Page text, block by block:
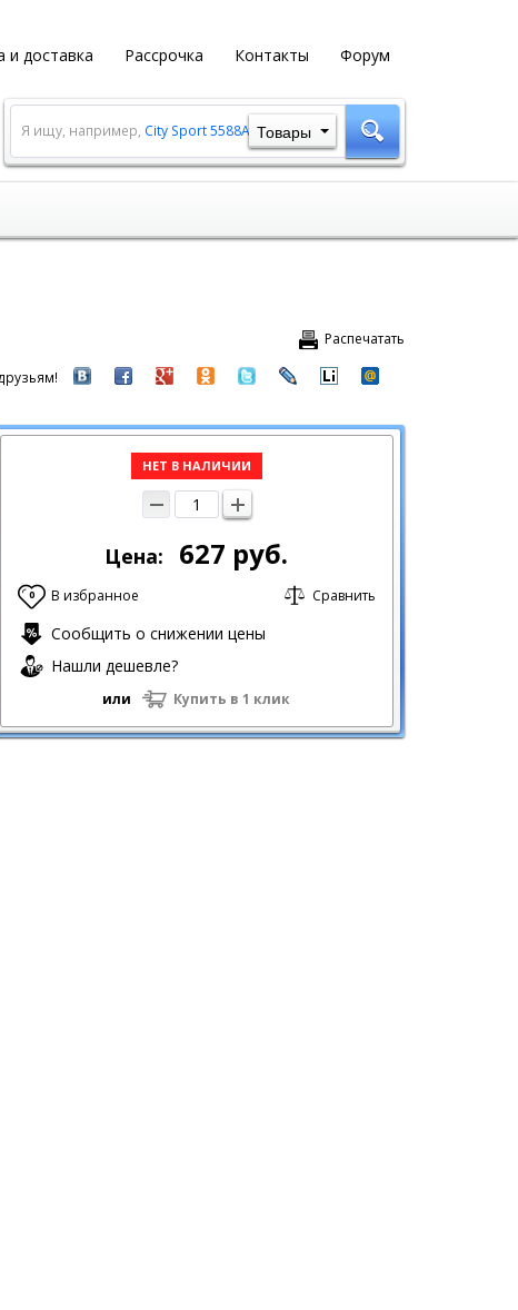
и доставка Рассрочка Контакты Форум
Я ищу, например, City Sport 5588A-1Товары
Распечатать
НЕТ В НАЛИЧИИ
Цена: 627 руб.
0 В избранное Сравнить
Сообщить о снижении цены
Нашли дешевле?
или Купить в 1 клик